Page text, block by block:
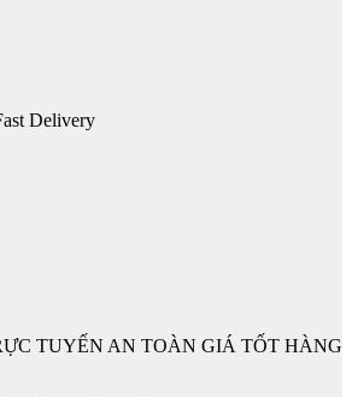
Delivery
TUYẾN AN TOÀN GIÁ TỐT HÀNG